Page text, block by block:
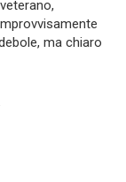
ma chiaro